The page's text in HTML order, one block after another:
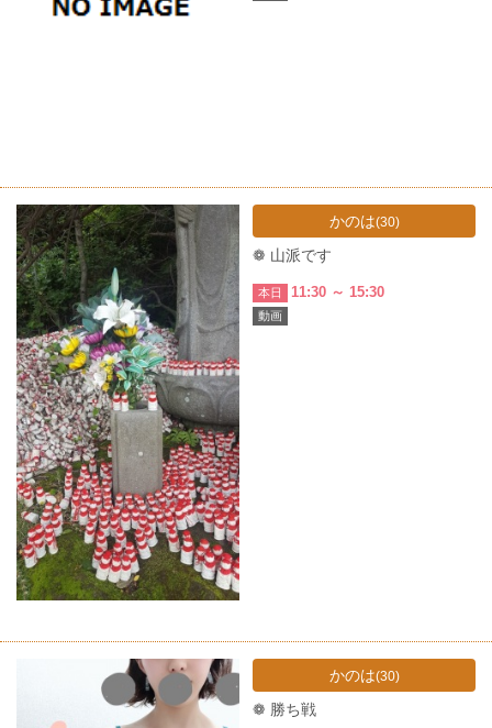
かのは(30)
❁ 山派です
本日 11:30 ～ 15:30
動画
かのは(30)
❁ 勝ち戦